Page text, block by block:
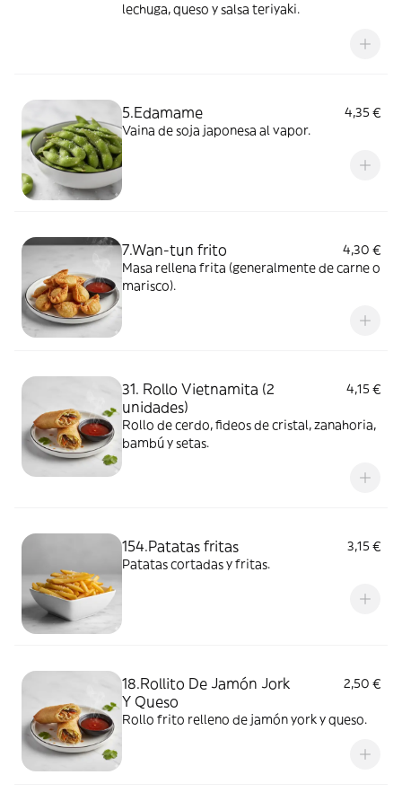
lechuga, queso y salsa teriyaki.
5.Edamame
4,35 €
Vaina de soja japonesa al vapor.
7.Wan-tun frito
4,30 €
Masa rellena frita (generalmente de carne o
marisco).
31. Rollo Vietnamita (2
unidades)
4,15 €
Rollo de cerdo, fideos de cristal, zanahoria,
bambú y setas.
154.Patatas fritas
3,15 €
Patatas cortadas y fritas.
18.Rollito De Jamón Jork
Y Queso
2,50 €
Rollo frito relleno de jamón york y queso.